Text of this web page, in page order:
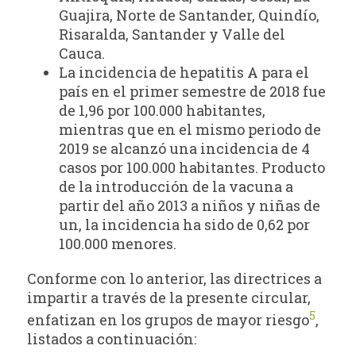
Guajira, Norte de Santander, Quindío,
Risaralda, Santander y Valle del
Cauca.
La incidencia de hepatitis A para el
país en el primer semestre de 2018 fue
de 1,96 por 100.000 habitantes,
mientras que en el mismo periodo de
2019 se alcanzó una incidencia de 4
casos por 100.000 habitantes. Producto
de la introducción de la vacuna a
partir del año 2013 a niños y niñas de
un, la incidencia ha sido de 0,62 por
100.000 menores.
Conforme con lo anterior, las directrices a
impartir a través de la presente circular,
enfatizan en los grupos de mayor riesgo5,
listados a continuación: